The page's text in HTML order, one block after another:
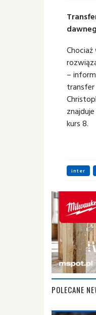
–
transfer
kurs 8.
inter
POLECANE